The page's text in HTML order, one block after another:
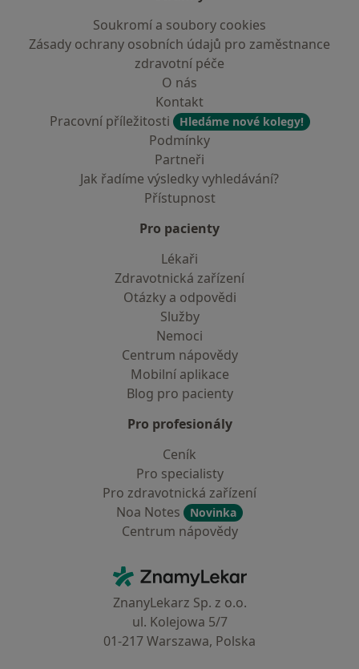
Soukromí a soubory cookies
Zásady ochrany osobních údajů pro zaměstnance
zdravotní péče
O nás
Kontakt
Pracovní příležitosti
Hledáme nové kolegy!
Podmínky
Partneři
Jak řadíme výsledky vyhledávání?
Přístupnost
Pro pacienty
Lékaři
Zdravotnická zařízení
Otázky a odpovědi
Služby
Nemoci
Centrum nápovědy
Mobilní aplikace
Blog pro pacienty
Pro profesionály
Ceník
Pro specialisty
Pro zdravotnická zařízení
Noa Notes
Novinka
Centrum nápovědy
ZnamyLekar - Hlavní stránka
ZnanyLekarz Sp. z o.o.
ul. Kolejowa 5/7
01-217 Warszawa, Polska